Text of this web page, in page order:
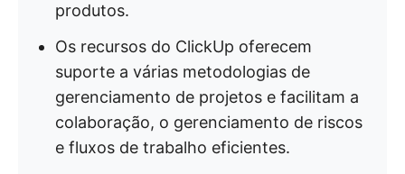
produtos.
Os recursos do ClickUp oferecem
suporte a várias metodologias de
gerenciamento de projetos e facilitam a
colaboração, o gerenciamento de riscos
e fluxos de trabalho eficientes.